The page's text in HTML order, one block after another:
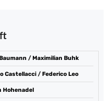
/ Maximilian Buhk
Castellacci / Federico Leo
Hohenadel